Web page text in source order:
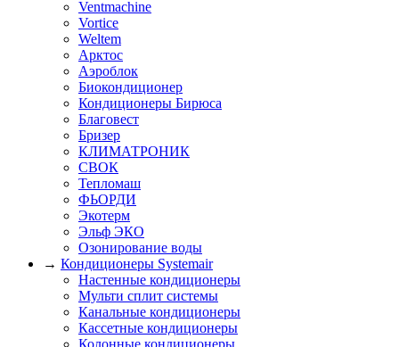
Ventmachine
Vortice
Weltem
Арктос
Аэроблок
Биокондиционер
Кондиционеры Бирюса
Благовест
Бризер
КЛИМАТРОНИК
СВОК
Тепломаш
ФЬОРДИ
Экотерм
Эльф ЭКО
Озонирование воды
→ Кондиционеры Systemair
Настенные кондиционеры
Мульти сплит системы
Канальные кондиционеры
Кассетные кондиционеры
Колонные кондиционеры